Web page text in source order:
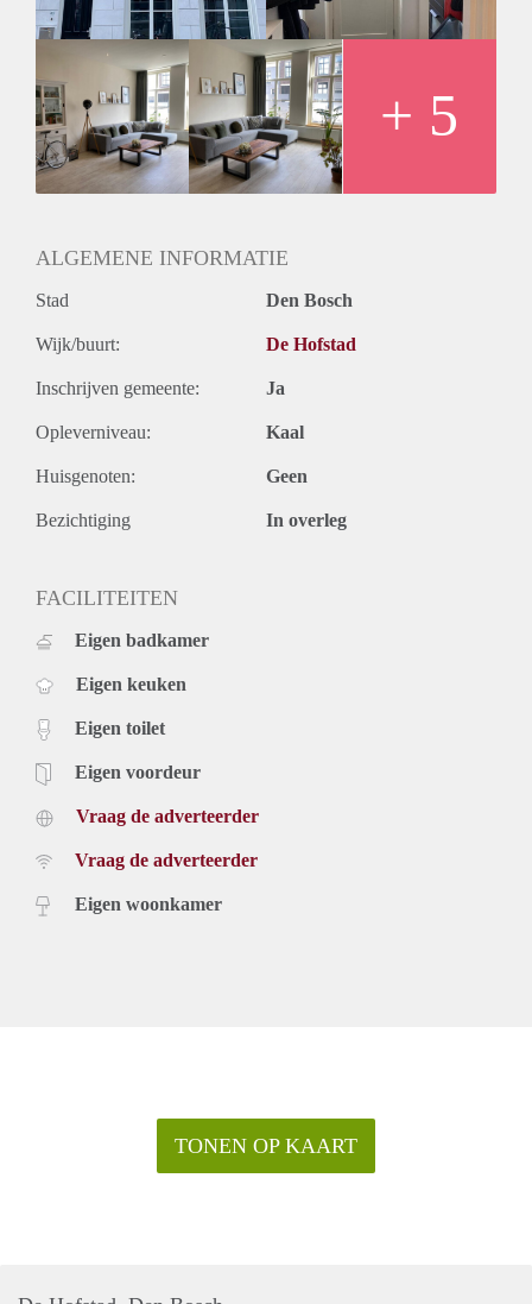
+ 5
ALGEMENE INFORMATIE
Stad Den Bosch
Wijk/buurt: De Hofstad
Inschrijven gemeente: Ja
Opleverniveau: Kaal
Huisgenoten: Geen
Bezichtiging In overleg
FACILITEITEN
Eigen badkamer
Eigen keuken
Eigen toilet
Eigen voordeur
Vraag de adverteerder
Vraag de adverteerder
Eigen woonkamer
TONEN OP KAART